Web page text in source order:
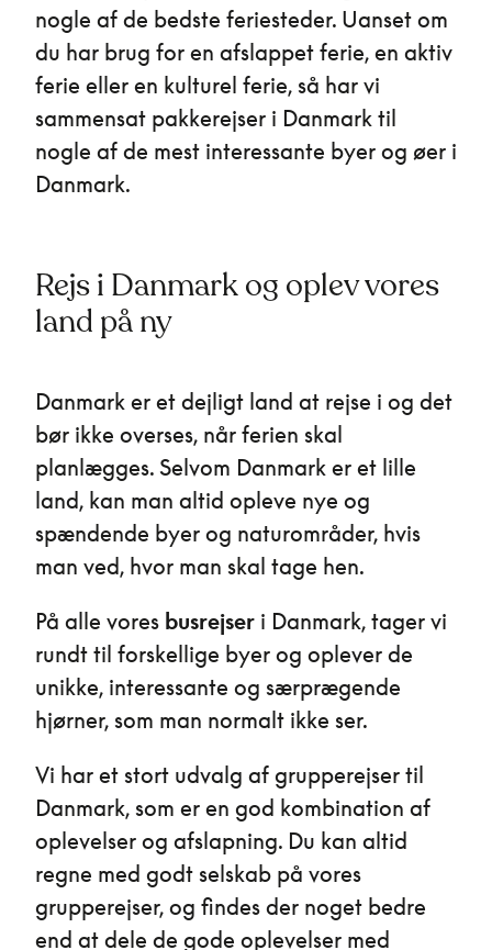
nogle af de bedste feriesteder. Uanset om
du har brug for en afslappet ferie, en aktiv
ferie eller en kulturel ferie, så har vi
sammensat pakkerejser i Danmark til
nogle af de mest interessante byer og øer i
Danmark.
Rejs i Danmark og oplev vores
land på ny
Danmark er et dejligt land at rejse i og det
bør ikke overses, når ferien skal
planlægges. Selvom Danmark er et lille
land, kan man altid opleve nye og
spændende byer og naturområder, hvis
man ved, hvor man skal tage hen.
På alle vores busrejser i Danmark, tager vi
rundt til forskellige byer og oplever de
unikke, interessante og særprægende
hjørner, som man normalt ikke ser.
Vi har et stort udvalg af grupperejser til
Danmark, som er en god kombination af
oplevelser og afslapning. Du kan altid
regne med godt selskab på vores
grupperejser, og findes der noget bedre
end at dele de gode oplevelser med